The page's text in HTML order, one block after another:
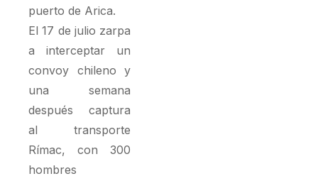
puerto de Arica.
El 17 de julio zarpa
a interceptar un
convoy chileno y
una semana
después captura
al transporte
Rímac, con 300
hombres